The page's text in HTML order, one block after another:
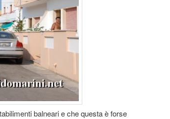
balneari e che questa è forse